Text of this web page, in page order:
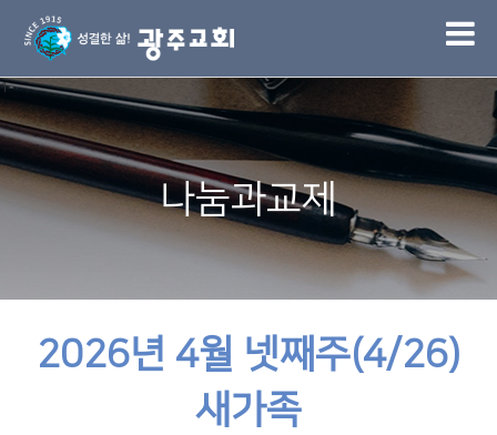
1
나눔과교제
2026년 4월 넷째주(4/26)
새가족